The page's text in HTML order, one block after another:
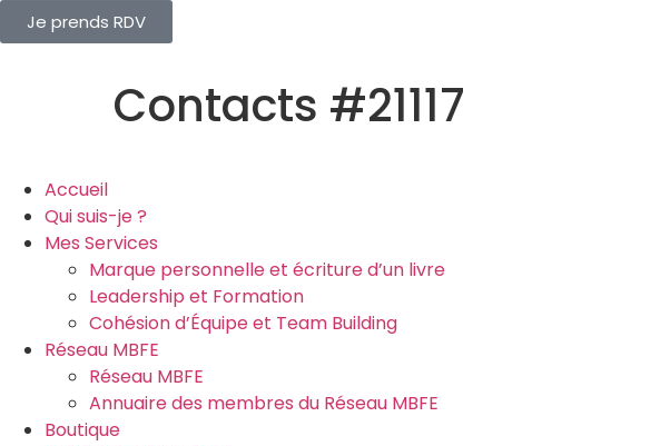
Je prends RDV
Contacts #21117
Accueil
Qui suis-je ?
Mes Services
Marque personnelle et écriture d’un livre
Leadership et Formation
Cohésion d’Équipe et Team Building
Réseau MBFE
Réseau MBFE
Annuaire des membres du Réseau MBFE
Boutique